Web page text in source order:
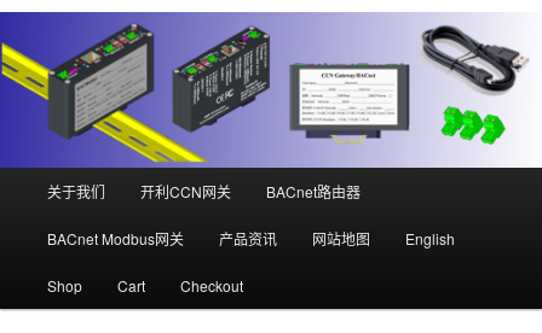
关于我们 开利CCN网关 BACnet路由器
BACnet Modbus网关 产品资讯 网站地图 English
Shop Cart Checkout